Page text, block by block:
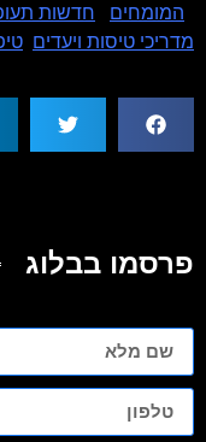
המומחים חדשות
מדריכי טיסות ויעדים
פרסמו בבלוג